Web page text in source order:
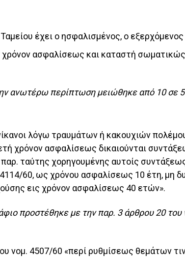
έχει ο ησφαλισμένος, ο
ασφαλίσεως και καταστή σωματικώς
ανωτέρω περίπτωση μειώθηκε από 10 σε
λόγω τραυμάτων ή κακουχιών
χρόνον ασφαλίσεως δικαιούνται
ταύτης χορηγουμένης αυτοίς
60, ως χρόνου ασφαλίσεως 10 έτη, μη
εις χρόνον ασφαλίσεως 40 ετών».
προστέθηκε με την παρ. 3 άρθρου 20 του
νομ. 4507/60 «περί ρυθμίσεως θεμάτων